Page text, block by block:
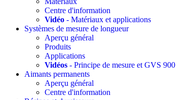
Centre d'information
Vidéo - Matériaux et applications
Systèmes de mesure de longueur
Aperçu général
Produits
Applications
Vidéos - Principe de mesure et GVS 900
Aimants permanents
Aperçu général
Centre d'information